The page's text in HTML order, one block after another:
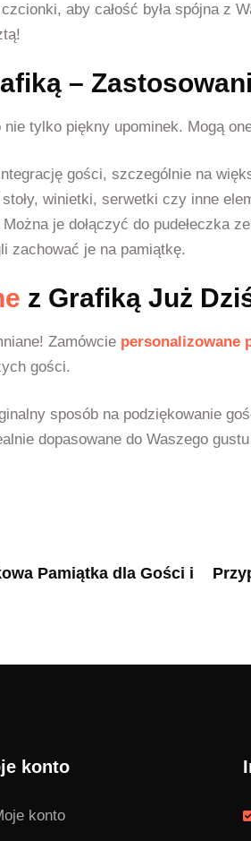
aby całość była spójna z
–
tylko piękny upominek. Mogą
gości, szczególnie na
winietki, serwetki czy inne
Można je dołączyć do pudełeczka
zachować je na pamiątkę.
z Grafiką Już
Zamówcie personalizowane
gości.
sposób na podziękowanie
dopasowane do Waszego
Pamiątka dla Gości i
konto
konto